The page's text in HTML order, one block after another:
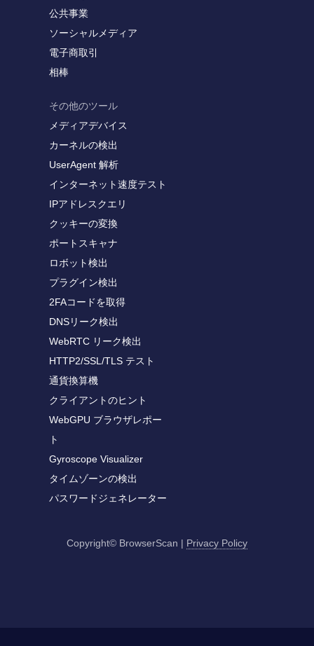
公共事業
ソーシャルメディア
電子商取引
相棒
その他のツール
メディアデバイス
カーネルの検出
UserAgent 解析
インターネット速度テスト
IPアドレスクエリ
クッキーの変換
ポートスキャナ
ロボット検出
プラグイン検出
2FAコードを取得
DNSリーク検出
WebRTC リーク検出
HTTP2/SSL/TLS テスト
通貨換算機
クライアントのヒント
WebGPU ブラウザレポー
ト
Gyroscope Visualizer
タイムゾーンの検出
パスワードジェネレーター
Copyright© BrowserScan | Privacy Policy